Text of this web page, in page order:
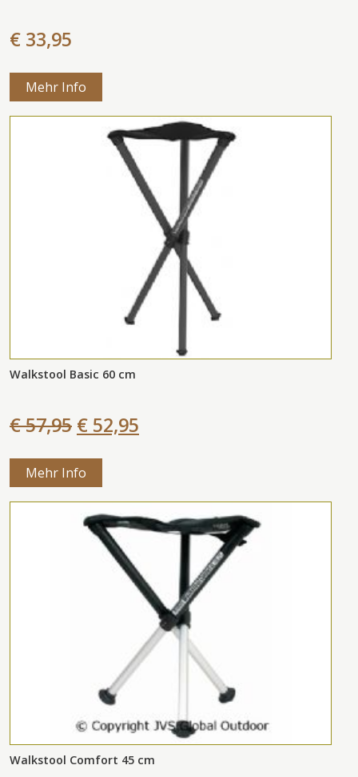
€ 33,95
Mehr Info
Walkstool Basic 60 cm
€ 57,95 € 52,95
Mehr Info
Walkstool Comfort 45 cm